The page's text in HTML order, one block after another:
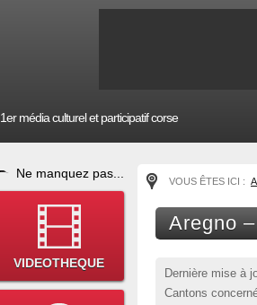
1er média culturel et participatif corse
Ne manquez pas...
VIDEOTHEQUE
VOUS ÊTES ICI :
Aregno
Dernière mise à
Cantons